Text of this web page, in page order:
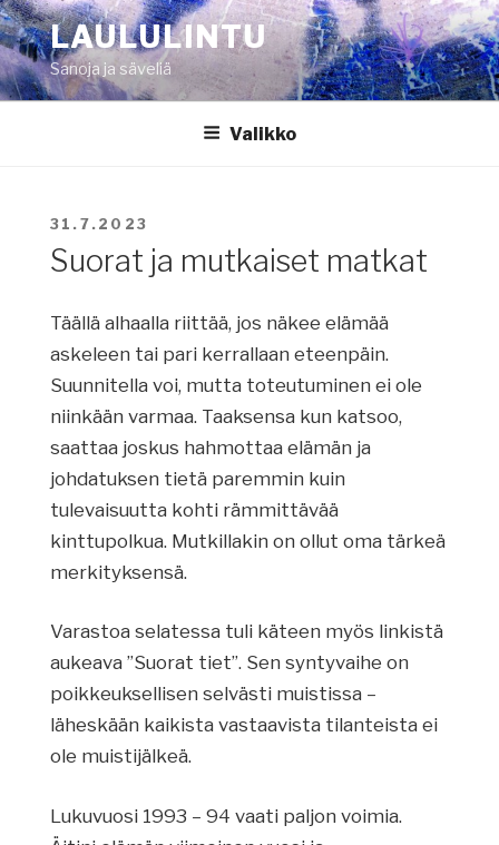
Siirry
sisältöönLAULULINTU
Sanoja ja säveliä
Valikko
JULKAISTU
31.7.2023
Suorat ja mutkaiset matkat
Täällä alhaalla riittää, jos näkee elämää
askeleen tai pari kerrallaan eteenpäin.
Suunnitella voi, mutta toteutuminen ei ole
niinkään varmaa. Taaksensa kun katsoo,
saattaa joskus hahmottaa elämän ja
johdatuksen tietä paremmin kuin
tulevaisuutta kohti rämmittävää
kinttupolkua. Mutkillakin on ollut oma tärkeä
merkityksensä.
Varastoa selatessa tuli käteen myös linkistä
aukeava ”Suorat tiet”. Sen syntyvaihe on
poikkeuksellisen selvästi muistissa –
läheskään kaikista vastaavista tilanteista ei
ole muistijälkeä.
Lukuvuosi 1993 – 94 vaati paljon voimia.